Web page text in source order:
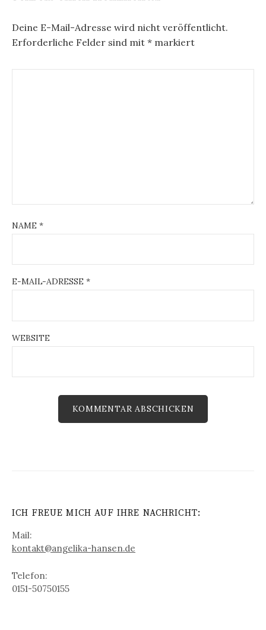
Deine E-Mail-Adresse wird nicht veröffentlicht.
Erforderliche Felder sind mit * markiert
NAME *
E-MAIL-ADRESSE *
WEBSITE
ICH FREUE MICH AUF IHRE NACHRICHT:
Mail:
kontakt@angelika-hansen.de
Telefon:
0151-50750155